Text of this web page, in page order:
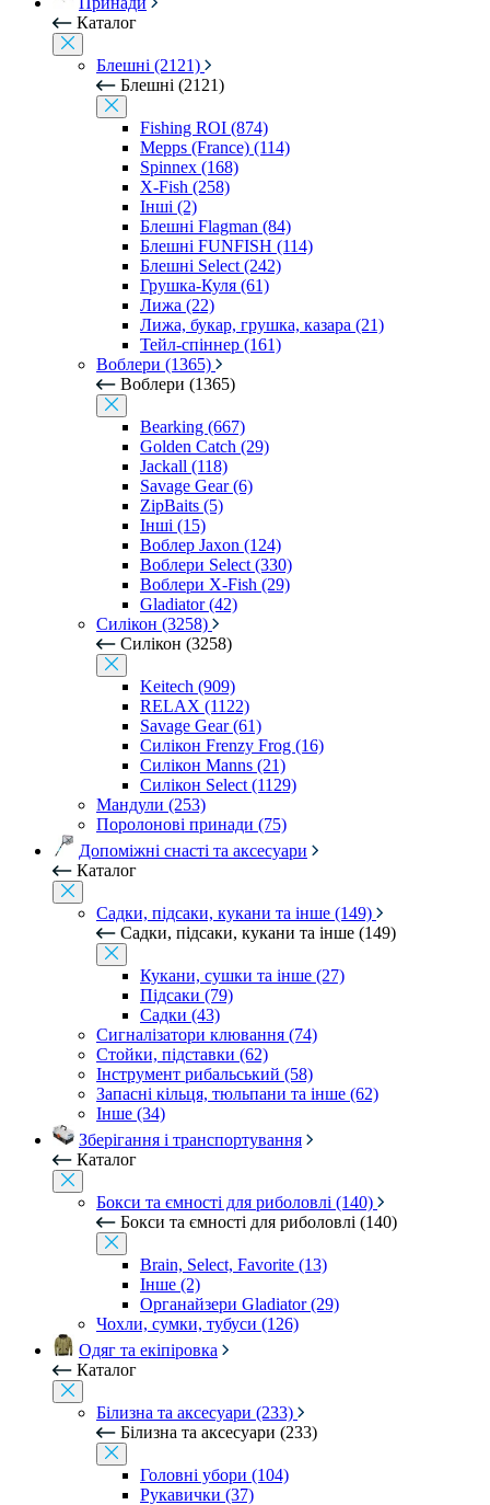
Каталог
Блешні (2121)
Блешні (2121)
Fishing ROI (874)
Mepps (France) (114)
Spinnex (168)
X-Fish (258)
Інші (2)
Блешні Flagman (84)
Блешні FUNFISH (114)
Блешні Select (242)
Грушка-Куля (61)
Лижа (22)
Лижа, букар, грушка, казара (21)
Тейл-спіннер (161)
Воблери (1365)
Воблери (1365)
Bearking (667)
Golden Catch (29)
Jackall (118)
Savage Gear (6)
ZipBaits (5)
Інші (15)
Воблер Jaxon (124)
Воблери Select (330)
Воблери X-Fish (29)
Gladiator (42)
Силікон (3258)
Силікон (3258)
Keitech (909)
RELAX (1122)
Savage Gear (61)
Силікон Frenzy Frog (16)
Силікон Manns (21)
Силікон Select (1129)
Мандули (253)
Поролонові принади (75)
Допоміжні снасті та аксесуари
Каталог
Садки, підсаки, кукани та інше (149)
Садки, підсаки, кукани та інше (149)
Кукани, сушки та інше (27)
Підсаки (79)
Садки (43)
Сигналізатори клювання (74)
Стойки, підставки (62)
Інструмент рибальський (58)
Запасні кільця, тюльпани та інше (62)
Інше (34)
Зберігання і транспортування
Каталог
Бокси та ємності для риболовлі (140)
Бокси та ємності для риболовлі (140)
Brain, Select, Favorite (13)
Інше (2)
Органайзери Gladiator (29)
Чохли, сумки, тубуси (126)
Одяг та екіпіровка
Каталог
Білизна та аксесуари (233)
Білизна та аксесуари (233)
Головні убори (104)
Рукавички (37)